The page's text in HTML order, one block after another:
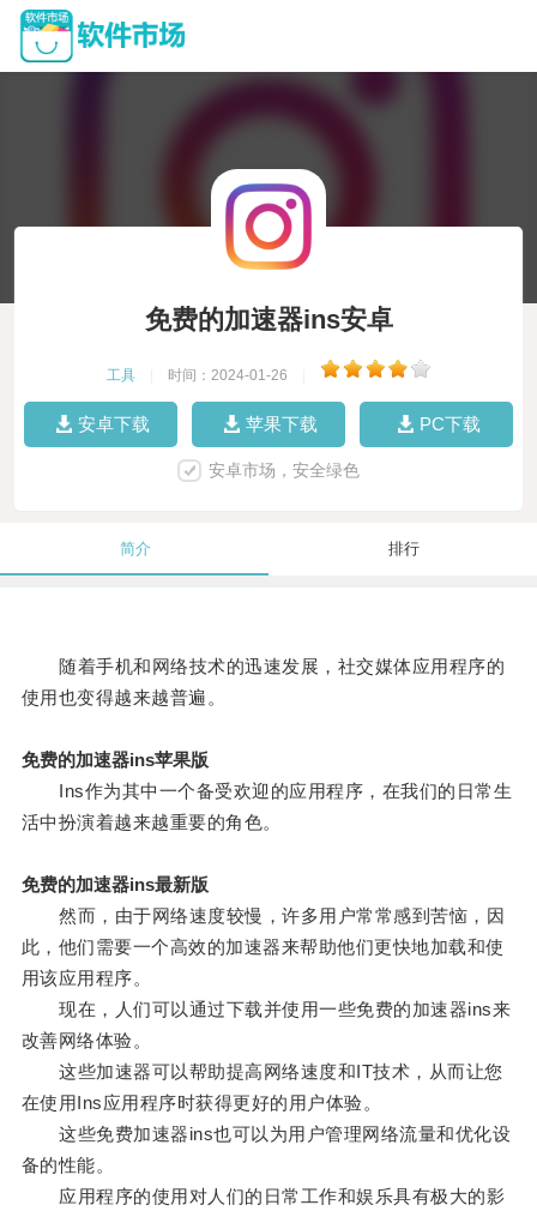
免费的加速器ins安卓
工具 时间：2024-01-26
安卓下载 苹果下载 PC下载
安卓市场，安全绿色
简介 排行
随着手机和网络技术的迅速发展，社交媒体应用程序的
使用也变得越来越普遍。
免费的加速器ins苹果版
Ins作为其中一个备受欢迎的应用程序，在我们的日常生
活中扮演着越来越重要的角色。
免费的加速器ins最新版
然而，由于网络速度较慢，许多用户常常感到苦恼，因
此，他们需要一个高效的加速器来帮助他们更快地加载和使
用该应用程序。
现在，人们可以通过下载并使用一些免费的加速器ins来
改善网络体验。
这些加速器可以帮助提高网络速度和IT技术，从而让您
在使用Ins应用程序时获得更好的用户体验。
这些免费加速器ins也可以为用户管理网络流量和优化设
备的性能。
应用程序的使用对人们的日常工作和娱乐具有极大的影